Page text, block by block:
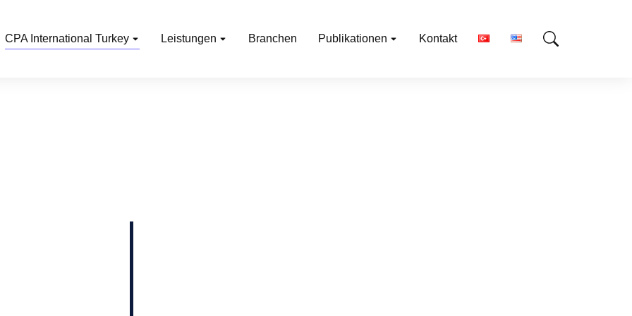
CPA International Turkey Leistungen Branchen Publikationen Kontakt